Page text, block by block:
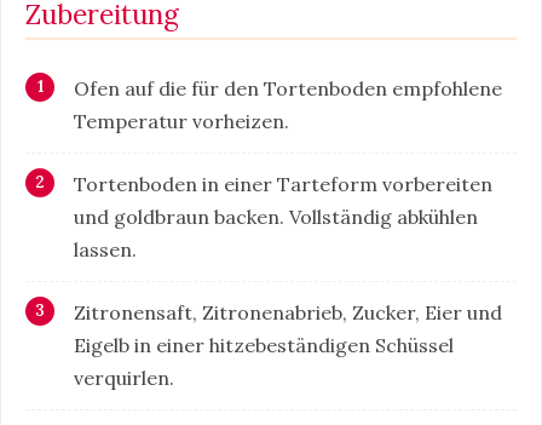
Zubereitung
Ofen auf die für den Tortenboden empfohlene
Temperatur vorheizen.
Tortenboden in einer Tarteform vorbereiten
und goldbraun backen. Vollständig abkühlen
lassen.
Zitronensaft, Zitronenabrieb, Zucker, Eier und
Eigelb in einer hitzebeständigen Schüssel
verquirlen.